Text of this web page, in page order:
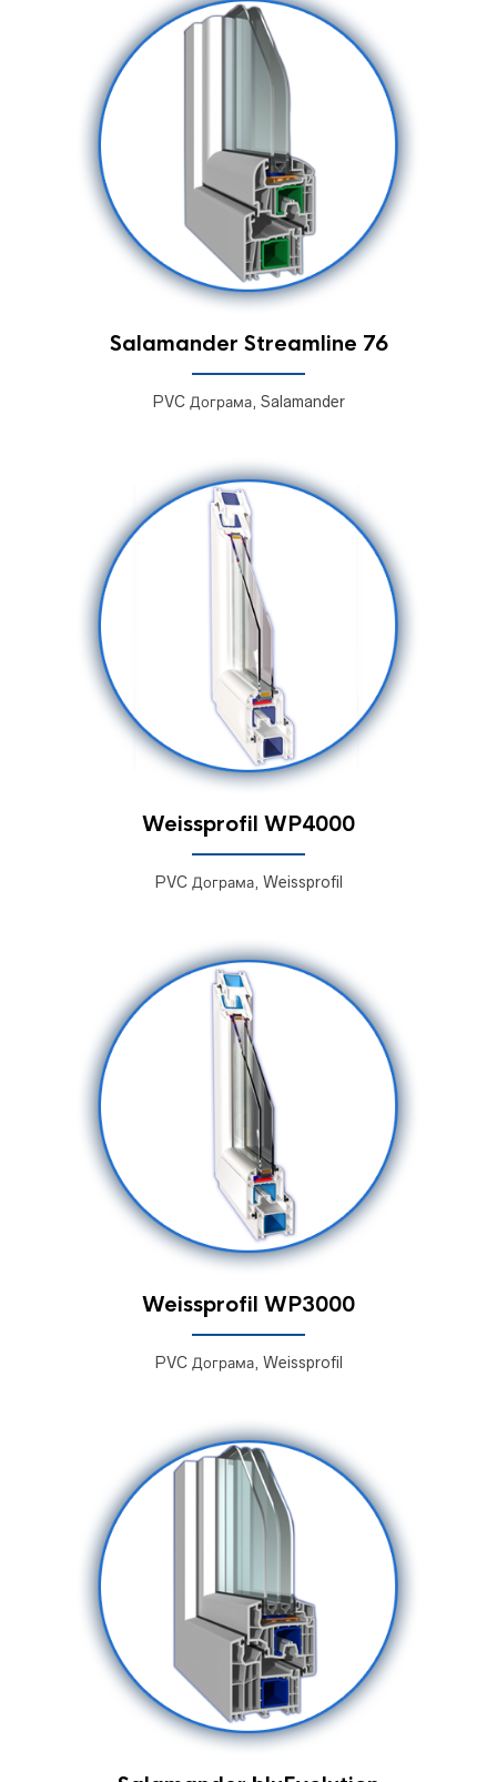
Salamander Streamline 76
PVC Дограма, Salamander
Weissprofil WP4000
PVC Дограма, Weissprofil
Weissprofil WP3000
PVC Дограма, Weissprofil